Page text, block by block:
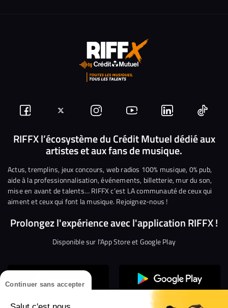
Continuer sans accepter
Suivez-
nous
Facebook
Suivez-
nous
sur
Twitter
Nous
rejoindre
sur
Instagram
Nous
rejoindre
sur
YouTube
Nous
rejoindre
sur
Linkedin
Nous
RIFFX l’écosystème du Crédit Mutuel dédié aux
artistes et aux fans de musique.
Actus, tremplins, jeux concours, web radios 100% musique, 0% pub,
aide à la professionnalisation, événements, billetterie, mur du son,
mise en avant de talents… RIFFX c’est LA communauté de ceux qui
aiment et ceux qui font la musique. Rejoignez-nous !
Prolongez l'expérience avec l'application RIFFX !
Disponible sur l'App Store et Google Play